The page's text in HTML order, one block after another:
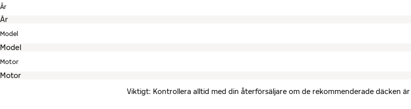
År
Model
Motor
Viktigt: Kontrollera alltid med din återförsäljare om de rekommenderade däcken